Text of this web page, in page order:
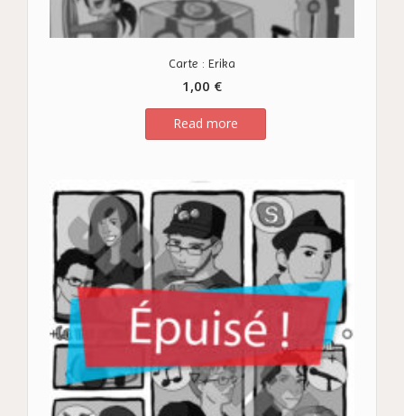
Carte : Erika
1,00 €
Read more